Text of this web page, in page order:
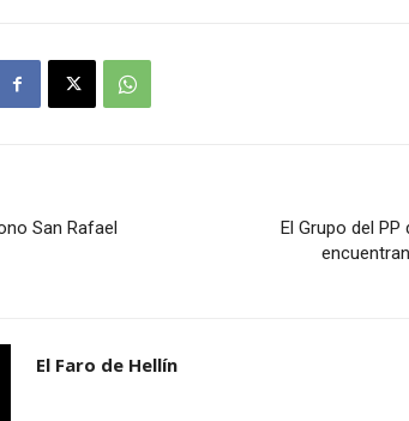
San Rafael
El Grupo del
El Faro de Hellín